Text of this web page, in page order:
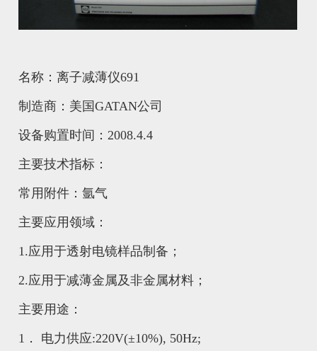
名称：离子减薄仪691
制造商：美国GATAN公司
设备购置时间：2008.4.4
主要技术指标：
常用附件：氩气
主要应用领域：
1.应用于透射电镜样品制备；
2.应用于减薄金属及非金属材料；
主要用途：
1． 电力供应:220V(±10%), 50Hz;